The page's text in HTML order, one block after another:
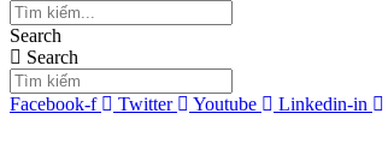
Search
Search
Facebook-f Twitter Youtube Linkedin-in